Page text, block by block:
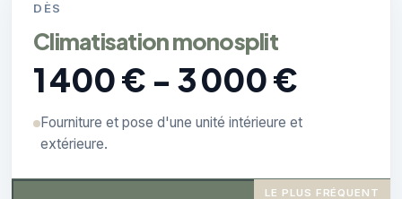
DÈS
Climatisation monosplit
1 400 € - 3 000 €
Fourniture et pose d'une unité intérieure et
extérieure.
LE PLUS FRÉQUENT